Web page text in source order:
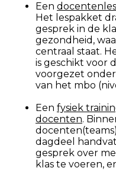
Een
Het lespakket
gesprek in de
gezondheid,
centraal staat.
is geschikt voor
voorgezet
van het mbo
Een fysiek
docenten.
dagdeel
gesprek over
klas te voeren,